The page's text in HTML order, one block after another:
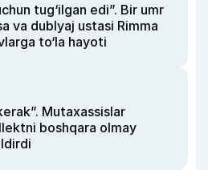
tug‘ilgan edi”. Bir umr
va dublyaj ustasi Rimma
to‘la hayoti
Mutaxassislar
boshqara olmay